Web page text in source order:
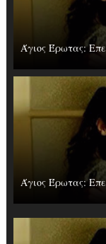
Άγιος Έρωτας:
Άγιος Έρωτας: